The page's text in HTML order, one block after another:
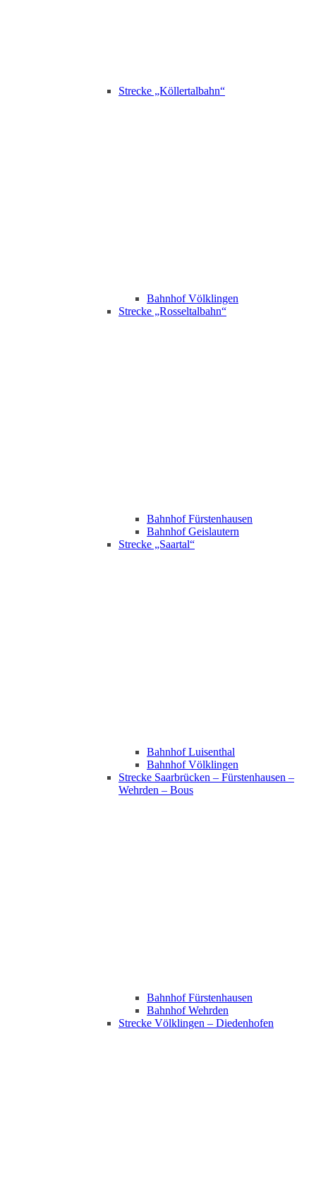
Strecke „Köllertalbahn“
Bahnhof Völklingen
Strecke „Rosseltalbahn“
Bahnhof Fürstenhausen
Bahnhof Geislautern
Strecke „Saartal“
Bahnhof Luisenthal
Bahnhof Völklingen
Strecke Saarbrücken – Fürstenhausen –
Wehrden – Bous
Bahnhof Fürstenhausen
Bahnhof Wehrden
Strecke Völklingen – Diedenhofen